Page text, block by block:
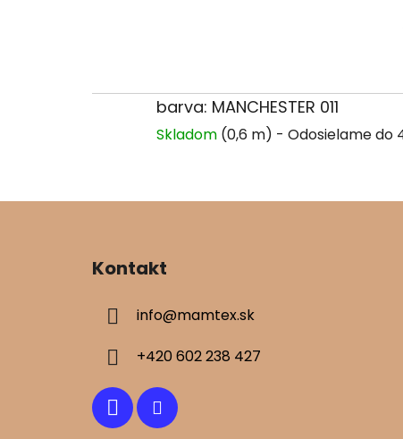
barva: MANCHESTER 011
Skladom (0,6 m)
Kontakt
info@mamtex.sk
+420 602 238 427